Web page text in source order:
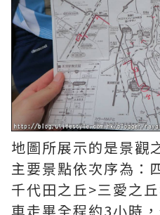
地圖所展示的是景觀
主要景點依次序為：
千代田之丘>三愛之
車走畢全程約3小時